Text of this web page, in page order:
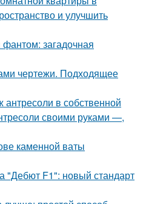
и улучшить
фантом: загадочная
чертежи. Подходящее
в собственной
своими руками —,
каменной ваты
"Дебют F1": новый стандарт